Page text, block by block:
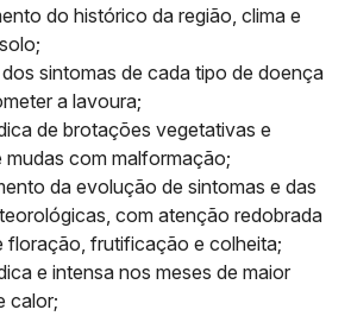
do histórico da região, clima e
sintomas de cada tipo de doença
a lavoura;
de brotações vegetativas e
mudas com malformação;
da evolução de sintomas e das
com atenção redobrada
floração, frutificação e colheita;
e intensa nos meses de maior
calor;